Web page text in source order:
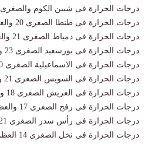
درجات الحرارة فى شبين الكوم والصغرى 21 والعظمى 34
درجات الحرارة فى طنطا الصغرى 20 والعظمى 33
درجات الحرارة فى دمياط الصغرى 21 والعظمى 28
درجات الحرارة فى بورسعيد الصغرى 23 والعظمى 29
درجات الحرارة فى الاسماعيلية الصغرى 20 والعظمى 37
درجات الحرارة فى السويس الصغرى 21 والعظمى 36
درجات الحرارة فى العريش الصغرى 18 والعظمى 31
درجات الحرارة فى رفح الصغرى 17 والعظمى 30
درجات الحرارة فى رأس سدر الصغرى 21 والعظمى 34
درجات الحرارة فى نخل الصغرى 14 العظمى 34